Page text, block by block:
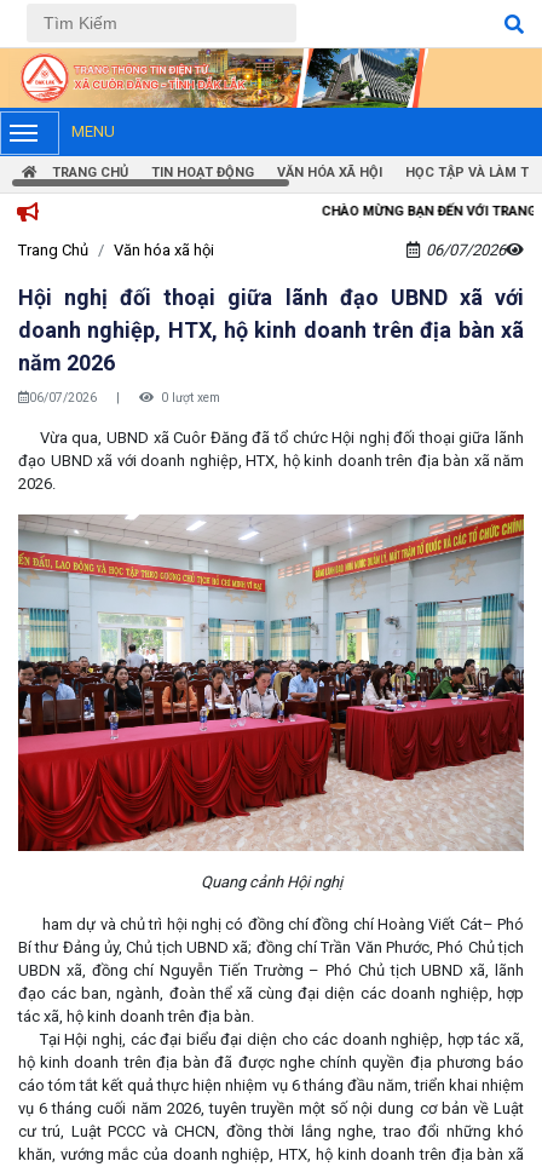
Tiếng Việt Tiếng Anh
MENU
TRANG CHỦ TIN HOẠT ĐỘNG VĂN HÓA XÃ HỘI HỌC TẬP VÀ LÀM
CHÀO MỪNG BẠN ĐẾN VỚI TRANG THÔNG TIN ĐIỆN TỬ XÃ
Trang Chủ Văn hóa xã hội 06/07/2026
Hội nghị đối thoại giữa lãnh đạo UBND xã với
doanh nghiệp, HTX, hộ kinh doanh trên địa bàn xã
năm 2026
06/07/2026 | 0 lượt xem
Vừa qua, UBND xã Cuôr Đăng đã tổ chức Hội nghị đối thoại giữa lãnh
đạo UBND xã với doanh nghiệp, HTX, hộ kinh doanh trên địa bàn xã năm
2026.
Quang cảnh Hội nghị
ham dự và chủ trì hội nghị có đồng chí đồng chí Hoàng Viết Cát– Phó
Bí thư Đảng ủy, Chủ tịch UBND xã; đồng chí Trần Văn Phước, Phó Chủ tịch
UBDN xã, đồng chí Nguyễn Tiến Trường – Phó Chủ tịch UBND xã, lãnh
đạo các ban, ngành, đoàn thể xã cùng đại diện các doanh nghiệp, hợp
tác xã, hộ kinh doanh trên địa bàn.
Tại Hội nghị, các đại biểu đại diện cho các doanh nghiệp, hợp tác xã,
hộ kinh doanh trên địa bàn đã được nghe chính quyền địa phương báo
cáo tóm tắt kết quả thực hiện nhiệm vụ 6 tháng đầu năm, triển khai nhiệm
vụ 6 tháng cuối năm 2026, tuyên truyền một số nội dung cơ bản về Luật
cư trú, Luật PCCC và CHCN, đồng thời lắng nghe, trao đổi những khó
khăn, vướng mắc của doanh nghiệp, HTX, hộ kinh doanh trên địa bàn xã